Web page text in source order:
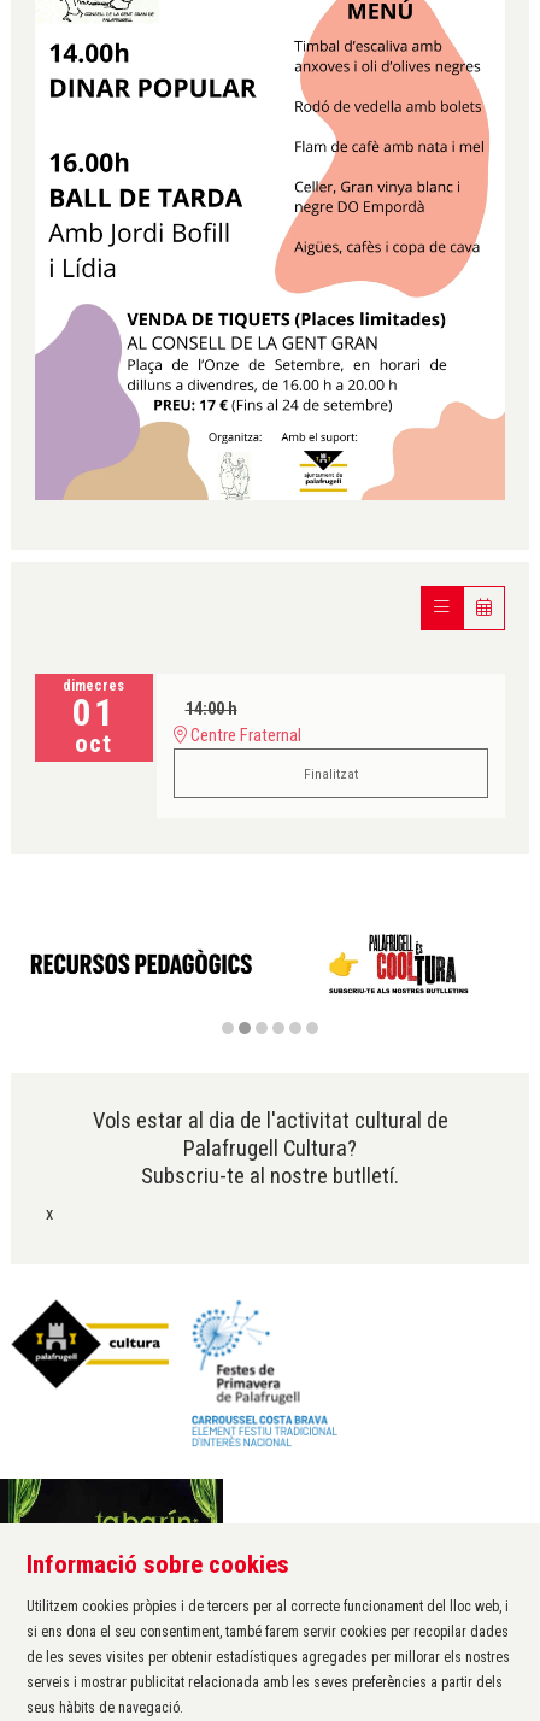
dimecres
01
oct
14:00 h
Centre Fraternal
Finalitzat
Vols estar al dia de l'activitat cultural de
Palafrugell Cultura?
Subscriu-te al nostre butlletí.
x
Àrea de cultura de l'Ajuntament de Palafrugell
Carrer Santa Margarida, 1
17200 Palafrugell
972 611 172 · cultura@palafrugell.cat
Informació sobre cookies
Utilitzem cookies pròpies i de tercers per al correcte funcionament del lloc web, i
si ens dona el seu consentiment, també farem servir cookies per recopilar dades
de les seves visites per obtenir estadístiques agregades per millorar els nostres
serveis i mostrar publicitat relacionada amb les seves preferències a partir dels
seus hàbits de navegació.